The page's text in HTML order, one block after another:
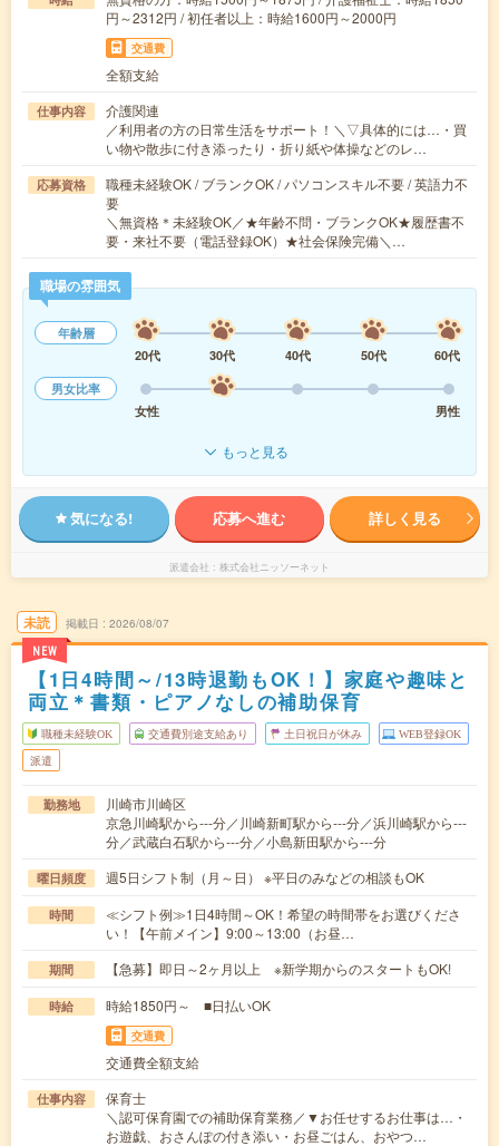
円～2312円 / 初任者以上：時給1600円～2000円
交通費
全額支給
仕事内容
介護関連
／利用者の方の日常生活をサポート！＼▽具体的には…・買
い物や散歩に付き添ったり・折り紙や体操などのレ…
応募資格
職種未経験OK / ブランクOK / パソコンスキル不要 / 英語力不
要
＼無資格＊未経験OK／★年齢不問・ブランクOK★履歴書不
要・来社不要（電話登録OK）★社会保険完備＼…
職場の雰囲気
年齢層
20代
30代 40代 50代
60代
男女比率
女性
男性
もっと見る
気になる! 応募へ進む 詳しく見る
派遣会社 株式会社ニッソーネット
未読
NEW
掲載日 2026/08/07
【1日4時間～/13時退勤もOK！】家庭や趣味と
両立＊書類・ピアノなしの補助保育
職種未経験OK 交通費別途支給あり 土日祝日が休み WEB登録OK
派遣
勤務地
川崎市川崎区
京急川崎駅から---分／川崎新町駅から---分／浜川崎駅から---
分／武蔵白石駅から---分／小島新田駅から---分
曜日頻度 週5日シフト制（月～日） ※平日のみなどの相談もOK
時間
≪シフト例≫1日4時間～OK！希望の時間帯をお選びくださ
い！【午前メイン】9:00～13:00（お昼…
期間 【急募】即日～2ヶ月以上 ※新学期からのスタートもOK!
時給 時給1850円～ ■日払いOK
交通費
交通費全額支給
仕事内容
保育士
＼認可保育園での補助保育業務／▼お任せするお仕事は…・
お遊戯、おさんぽの付き添い・お昼ごはん、おやつ…